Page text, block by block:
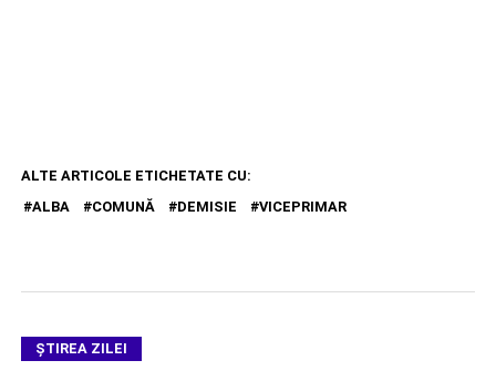
ALTE ARTICOLE ETICHETATE CU:
ALBA
COMUNĂ DEMISIE VICEPRIMAR
ŞTIREA ZILEI